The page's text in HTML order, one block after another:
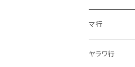
マ行
ヤラワ行